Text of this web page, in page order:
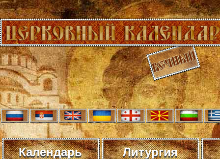
Календарь Литургия